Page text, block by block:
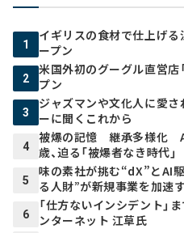
1
イギリスの食材で仕上げる
ープン
2
米国外初のグーグル直営
プン
3
ジャズマンや文化人に愛さ
ーに聞くこれから
4
被爆の記憶 継承多様化
歳、迫る「被爆者なき時代」
5
味の素社が挑む“dX”とAI駆
る人財”が新規事業を加速
6
「仕方ないインシデント」
ンターネット 江草氏